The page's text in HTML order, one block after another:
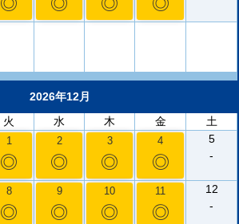
2026年12月
火 水 木 金 土
1
◎
2
◎
3
◎
4
◎
5
-
8
◎
9
◎
10
◎
11
◎
12
-